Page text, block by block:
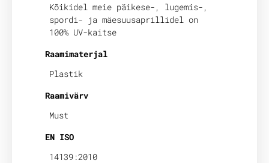
Kõikidel meie päikese-, lugemis-,
spordi- ja mäesuusaprillidel on
100% UV-kaitse
Raamimaterjal
Plastik
Raamivärv
Must
EN ISO
14139:2010